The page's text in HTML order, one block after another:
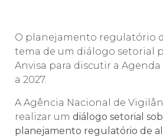
O planejamento regulatório
tema de um diálogo setorial
Anvisa para discutir a
a 2027.
A Agência Nacional de
realizar um diálogo setorial
planejamento regulatório de